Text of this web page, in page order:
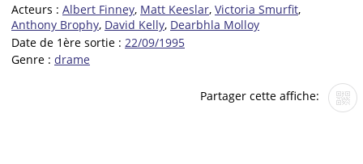
Acteurs : Albert Finney, Matt Keeslar, Victoria Smurfit,
Anthony Brophy, David Kelly, Dearbhla Molloy
Date de 1ère sortie : 22/09/1995
Genre : drame
Partager cette affiche: